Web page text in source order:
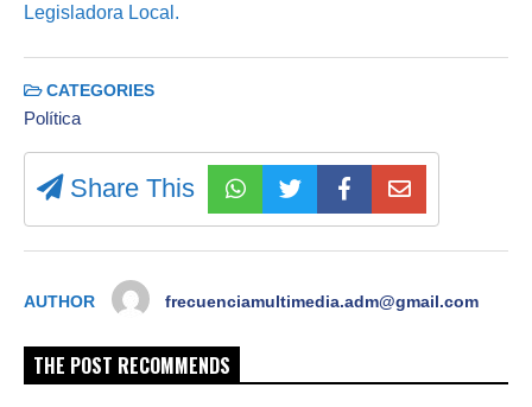
Legisladora Local.
CATEGORIES
Política
Share This
AUTHOR frecuenciamultimedia.adm@gmail.com
THE POST RECOMMENDS